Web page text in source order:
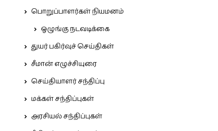
பொறுப்பாளர்கள் நியமனம்
ஒழுங்கு நடவடிக்கை
துயர் பகிர்வுச் செய்திகள்
சீமான் எழுச்சியுரை
செய்தியாளர் சந்திப்பு
மக்கள் சந்திப்புகள்
அரசியல் சந்திப்புகள்